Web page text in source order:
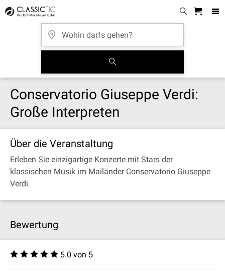
Conservatorio Giuseppe Verdi:
Große Interpreten
Über die Veranstaltung
Erleben Sie einzigartige Konzerte mit Stars der
klassischen Musik im Mailänder Conservatorio Giuseppe
Verdi.
Bewertung
5.0 von 5